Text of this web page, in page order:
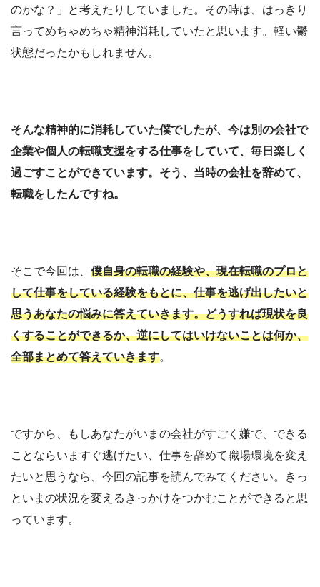
のかな？」と考えたりしていました。その時は、はっきり
言ってめちゃめちゃ精神消耗していたと思います。軽い鬱
状態だったかもしれません。
そんな精神的に消耗していた僕でしたが、今は別の会社で
企業や個人の転職支援をする仕事をしていて、毎日楽しく
過ごすことができています。そう、当時の会社を辞めて、
転職をしたんですね。
そこで今回は、 僕自身の転職の経験や、現在転職のプロと
して仕事をしている経験をもとに、仕事を逃げ出したいと
思うあなたの悩みに答えていきます。どうすれば現状を良
くすることができるか、逆にしてはいけないことは何か、
全部まとめて答えていきます。
ですから、もしあなたがいまの会社がすごく嫌で、できる
ことならいますぐ逃げたい、仕事を辞めて職場環境を変え
たいと思うなら、今回の記事を読んでみてください。きっ
といまの状況を変えるきっかけをつかむことができると思
っています。